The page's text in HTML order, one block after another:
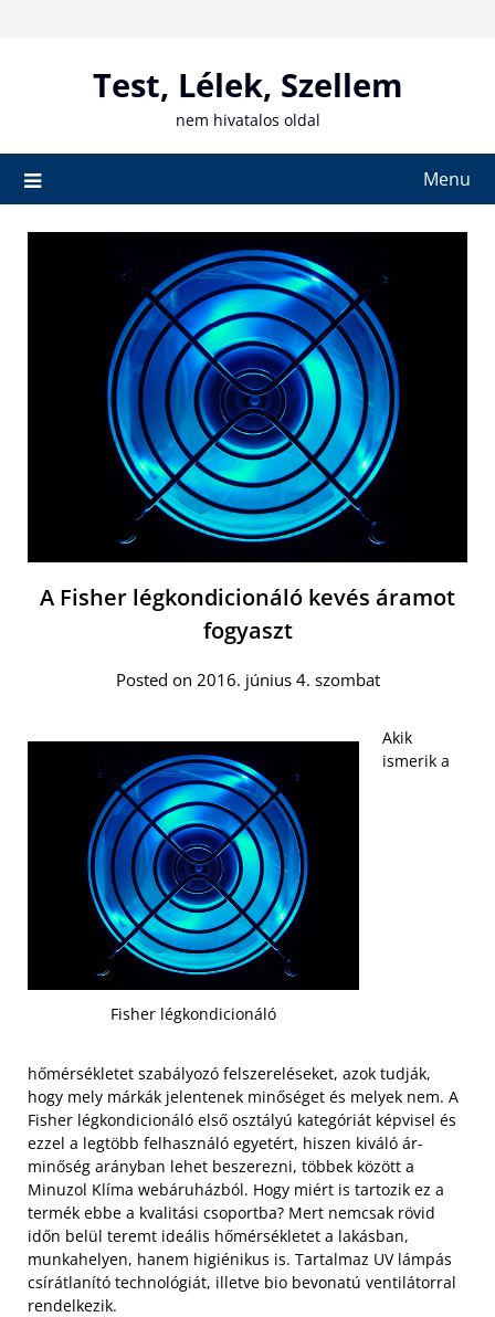
Test, Lélek, Szellem
nem hivatalos oldal
Menu
A Fisher légkondicionáló kevés áramot
fogyaszt
Posted on 2016. június 4. szombat
Fisher légkondicionáló
Akik
ismerik a
hőmérsékletet szabályozó felszereléseket, azok tudják,
hogy mely márkák jelentenek minőséget és melyek nem. A
Fisher légkondicionáló első osztályú kategóriát képvisel és
ezzel a legtöbb felhasználó egyetért, hiszen kiváló ár-
minőség arányban lehet beszerezni, többek között a
Minuzol Klíma webáruházból. Hogy miért is tartozik ez a
termék ebbe a kvalitási csoportba? Mert nemcsak rövid
időn belül teremt ideális hőmérsékletet a lakásban,
munkahelyen, hanem higiénikus is. Tartalmaz UV lámpás
csírátlanító technológiát, illetve bio bevonatú ventilátorral
rendelkezik.